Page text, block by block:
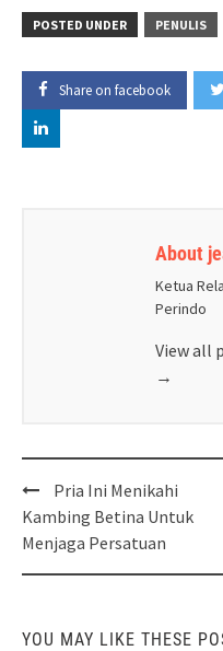
POSTED UNDER PENULIS
Share on facebook
About
Ketua
Perindo
View all
→
Post
navigation
Pria Ini Menikahi
Kambing Betina Untuk
Menjaga Persatuan
YOU MAY LIKE THESE